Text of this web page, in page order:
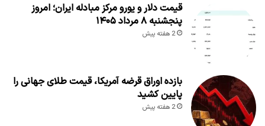
قیمت دلار و یورو مرکز مبادله ایران؛ امروز
پنجشنبه ۸ مرداد ۱۴۰۵
2 هفته پیش
بازده اوراق قرضه آمریکا، قیمت طلای جهانی را
پایین کشید
2 هفته پیش